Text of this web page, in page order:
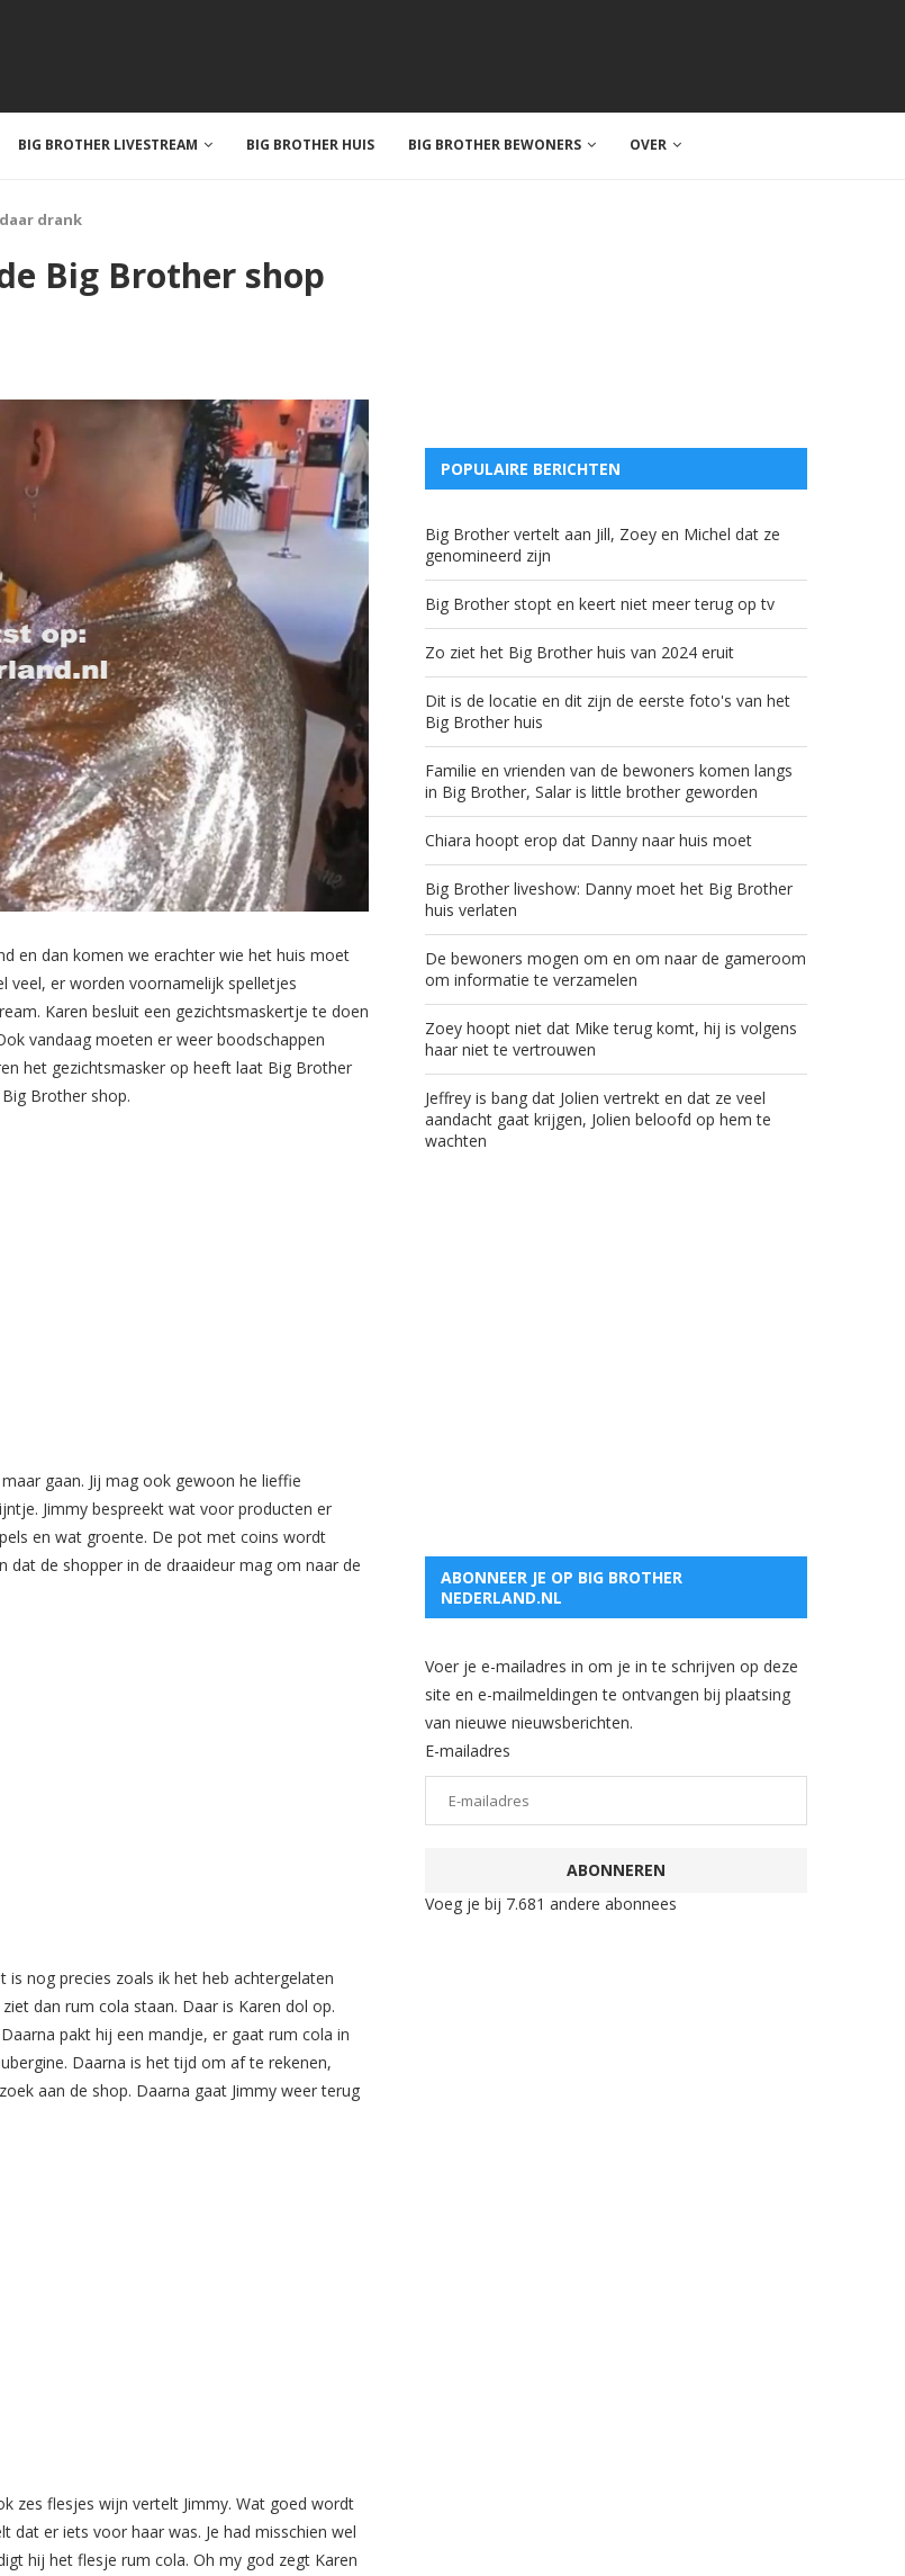
BIG BROTHER LIVESTREAM BIG BROTHER HUIS BIG BROTHER BEWONERS OVER
drank
Big Brother shop
en dan komen we erachter wie het huis moet
veel, er worden voornamelijk spelletjes
Karen besluit een gezichtsmaskertje te doen
vandaag moeten er weer boodschappen
het gezichtsmasker op heeft laat Big Brother
Brother shop.
gaan. Jij mag ook gewoon he lieffie
Jimmy bespreekt wat voor producten er
en wat groente. De pot met coins wordt
dat de shopper in de draaideur mag om naar de
nog precies zoals ik het heb achtergelaten
dan rum cola staan. Daar is Karen dol op.
pakt hij een mandje, er gaat rum cola in
Daarna is het tijd om af te rekenen,
aan de shop. Daarna gaat Jimmy weer terug
zes flesjes wijn vertelt Jimmy. Wat goed wordt
dat er iets voor haar was. Je had misschien wel
hij het flesje rum cola. Oh my god zegt Karen
POPULAIRE BERICHTEN
Big Brother vertelt aan Jill, Zoey en Michel dat ze
genomineerd zijn
Big Brother stopt en keert niet meer terug op tv
Zo ziet het Big Brother huis van 2024 eruit
Dit is de locatie en dit zijn de eerste foto's van het
Big Brother huis
Familie en vrienden van de bewoners komen langs
in Big Brother, Salar is little brother geworden
Chiara hoopt erop dat Danny naar huis moet
Big Brother liveshow: Danny moet het Big Brother
huis verlaten
De bewoners mogen om en om naar de gameroom
om informatie te verzamelen
Zoey hoopt niet dat Mike terug komt, hij is volgens
haar niet te vertrouwen
Jeffrey is bang dat Jolien vertrekt en dat ze veel
aandacht gaat krijgen, Jolien beloofd op hem te
wachten
ABONNEER JE OP BIG BROTHER
NEDERLAND.NL
Voer je e-mailadres in om je in te schrijven op deze
site en e-mailmeldingen te ontvangen bij plaatsing
van nieuwe nieuwsberichten.
E-mailadres
ABONNEREN
Voeg je bij 7.681 andere abonnees